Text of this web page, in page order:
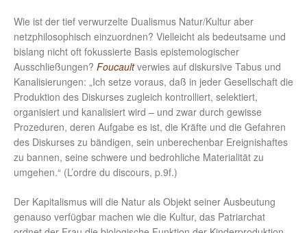
Wie ist der tief verwurzelte Dualismus Natur/Kultur aber
netzphilosophisch einzuordnen? Vielleicht als bedeutsame und
bislang nicht oft fokussierte Basis epistemologischer
Ausschließungen? Foucault verwies auf diskursive Tabus und
Kanalisierungen: „Ich setze voraus, daß in jeder Gesellschaft die
Produktion des Diskurses zugleich kontrolliert, selektiert,
organisiert und kanalisiert wird – und zwar durch gewisse
Prozeduren, deren Aufgabe es ist, die Kräfte und die Gefahren
des Diskurses zu bändigen, sein unberechenbar Ereignishaftes
zu bannen, seine schwere und bedrohliche Materialität zu
umgehen.“ (L’ordre du discours, p.9f.)
Der Kapitalismus will die Natur als Objekt seiner Ausbeutung
genauso verfügbar machen wie die Kultur, das Patriarchat